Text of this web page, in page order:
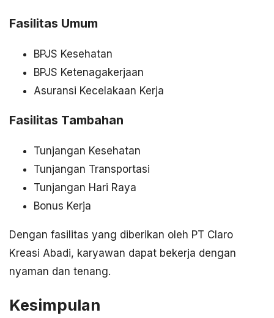
Fasilitas Umum
BPJS Kesehatan
BPJS Ketenagakerjaan
Asuransi Kecelakaan Kerja
Fasilitas Tambahan
Tunjangan Kesehatan
Tunjangan Transportasi
Tunjangan Hari Raya
Bonus Kerja
Dengan fasilitas yang diberikan oleh PT Claro
Kreasi Abadi, karyawan dapat bekerja dengan
nyaman dan tenang.
Kesimpulan